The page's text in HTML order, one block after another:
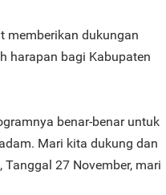
memberikan dukungan
harapan bagi Kabupaten
benar-benar untuk
Mari kita dukung dan
27 November, mari